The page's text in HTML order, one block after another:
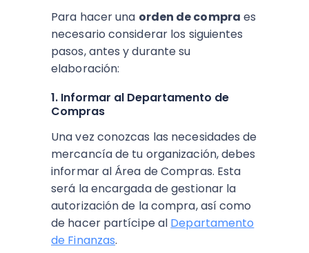
Para hacer una orden de compra es
necesario considerar los siguientes
pasos, antes y durante su
elaboración:
1. Informar al Departamento de
Compras
Una vez conozcas las necesidades de
mercancía de tu organización, debes
informar al Área de Compras. Esta
será la encargada de gestionar la
autorización de la compra, así como
de hacer partícipe al Departamento
de Finanzas.